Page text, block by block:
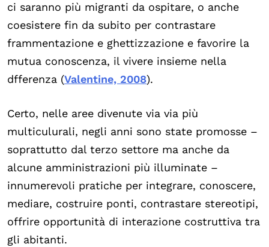
ci saranno più migranti da ospitare, o anche
coesistere fin da subito per contrastare
frammentazione e ghettizzazione e favorire la
mutua conoscenza, il vivere insieme nella
dfferenza (Valentine, 2008).
Certo, nelle aree divenute via via più
multiculurali, negli anni sono state promosse –
soprattutto dal terzo settore ma anche da
alcune amministrazioni più illuminate –
innumerevoli pratiche per integrare, conoscere,
mediare, costruire ponti, contrastare stereotipi,
offrire opportunità di interazione costruttiva tra
gli abitanti.